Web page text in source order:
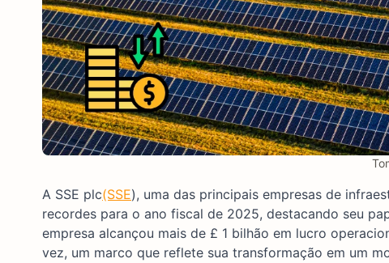
A SSE plc(SSE), uma das principais empresas de
recordes para o ano fiscal de 2025, destacando seu
empresa alcançou mais de £ 1 bilhão em lucro
vez, um marco que reflete sua transformação em um